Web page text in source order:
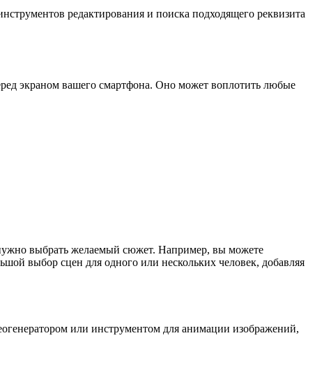
редактирования и поиска подходящего реквизита
экраном вашего смартфона. Оно может воплотить любые
выбрать желаемый сюжет. Например, вы можете
выбор сцен для одного или нескольких человек, добавляя
или инструментом для анимации изображений,